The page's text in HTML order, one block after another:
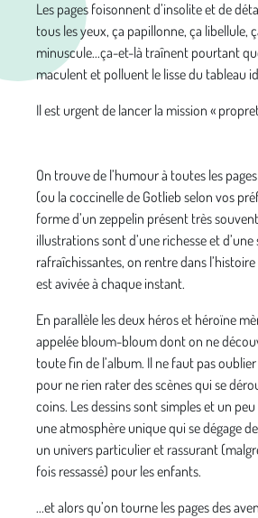
Les pages foisonnent d’insolite et de
tous les yeux, ça papillonne, ça libellule,
minuscule...ça-et-là traînent pourtant
maculent et polluent le lisse du tableau
Il est urgent de lancer la mission «
On trouve de l’humour à toutes les
(ou la coccinelle de Gotlieb selon vos
forme d’un zeppelin présent très
illustrations sont d’une richesse et
rafraîchissantes, on rentre dans
est avivée à chaque instant.
En parallèle les deux héros et héroïne
appelée bloum-bloum dont on ne
toute fin de l’album. Il ne faut pas
pour ne rien rater des scènes qui se
coins. Les dessins sont simples et un
une atmosphère unique qui se dégage
un univers particulier et rassurant
fois ressassé) pour les enfants.
...et alors qu’on tourne les pages des